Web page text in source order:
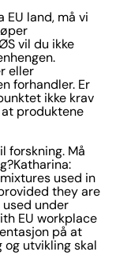
EU land, må vi
vil du ikke
eller
forhandler. Er
ikke krav
produktene
forskning. Må
used in
they are
under
EU workplace
på at
utvikling skal